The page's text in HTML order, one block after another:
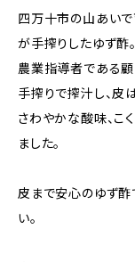
四万十市の山あい
が手搾りしたゆず酢。
農業指導者である
手搾りで搾汁し、皮
さわやかな酸味、こ
ました。
皮まで安心のゆず酢
い。